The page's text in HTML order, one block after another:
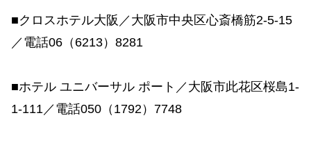
■クロスホテル大阪／大阪市中央区心斎橋筋2-5-15
／電話06（6213）8281
■ホテル ユニバーサル ポート／大阪市此花区桜島1-
1-111／電話050（1792）7748